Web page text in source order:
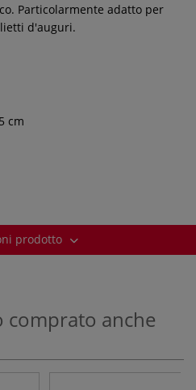
Particolarmente adatto per
d'auguri.
cm
prodotto
comprato anche